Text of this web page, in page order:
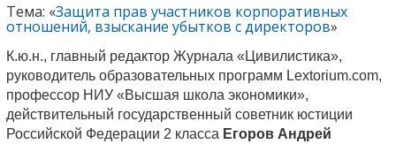
Тема: «Защита прав участников корпоративных
отношений, взыскание убытков с директоров»
К.ю.н., главный редактор Журнала «Цивилистика»,
руководитель образовательных программ Lextorium.com,
профессор НИУ «Высшая школа экономики»,
действительный государственный советник юстиции
Российской Федерации 2 класса Егоров Андрей